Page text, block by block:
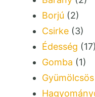
Borjú (2)
Csirke (3)
Édesség (17)
Gomba (1)
Gyümölcsös